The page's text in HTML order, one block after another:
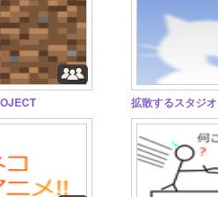
拡散するスタジオ